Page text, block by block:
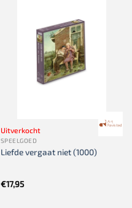
Uitverkocht
SPEELGOED
Liefde vergaat niet (1000)
€17,95